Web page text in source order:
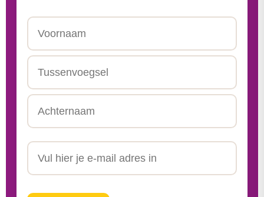
Voornaam
Tussenvoegsel
Achternaam
CAPTCHA